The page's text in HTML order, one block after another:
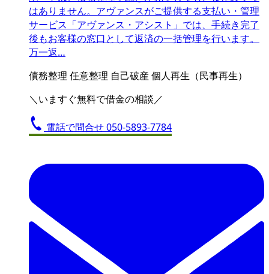
はありません。アヴァンスがご提供する支払い・管理
サービス「アヴァンス・アシスト」では、手続き完了
後もお客様の窓口として返済の一括管理を行います。
万一返…
債務整理 任意整理 自己破産個人再生（民事再生）
＼いますぐ無料で借金の相談／
電話で問合せ050-5893-7784